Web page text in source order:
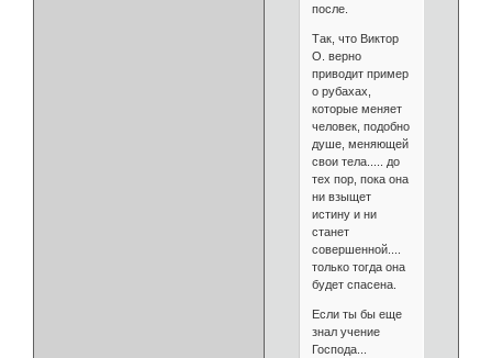
после.
Так, что Виктор
О. верно
приводит пример
о рубахах,
которые меняет
человек, подобно
душе, меняющей
свои тела..... до
тех пор, пока она
ни взыщет
истину и ни
станет
совершенной....
только тогда она
будет спасена.
Если ты бы еще
знал учение
Господа...